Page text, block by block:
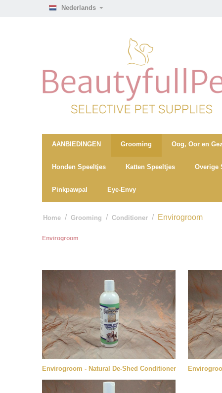
Nederlands
AANBIEDINGEN Grooming Oog, Oor en
Honden Speeltjes Katten Speeltjes Overige
Pinkpawpal Eye-Envy
Home / Grooming / Conditioner / Envirogroom
Envirogroom
Envirogroom - Natural De-Shed Conditioner